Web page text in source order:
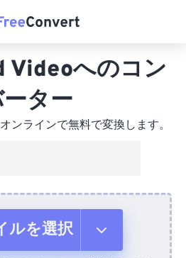
Videoへのコン
ター
ンラインで無料で変換します。
ルを選択